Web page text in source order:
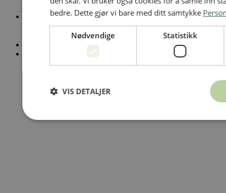
Telefon
23 28 42 00
Personvernerklæring
bedre. Dette gjør vi bare med ditt samtykke
Nødvendige Statistikk
VIS DETALJER